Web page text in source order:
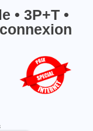
• 3P+T •
connexion